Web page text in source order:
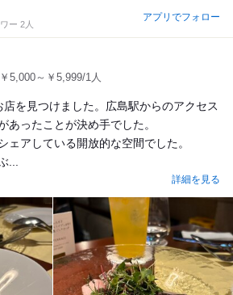
ー 2人
アプリでフォロー
￥5,000～￥5,999/1人
を見つけました。広島駅からのアクセス
あったことが決め手でした。
ェアしている開放的な空間でした。
...
詳細を見る